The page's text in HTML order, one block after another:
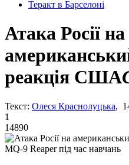
Теракт в Барселоні
Атака Росії на
реакція США
Текст: Олеся Краснолуцька,
1
14890
MQ-9 Reaper під час навчань